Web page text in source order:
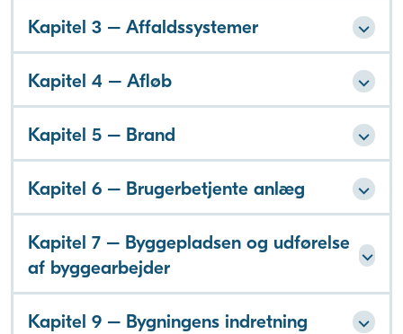
Kapitel 3 – Affaldssystemer
Kapitel 4 – Afløb
Kapitel 5 – Brand
Kapitel 6 – Brugerbetjente anlæg
Kapitel 7 – Byggepladsen og udførelse
af byggearbejder
Kapitel 9 – Bygningens indretning